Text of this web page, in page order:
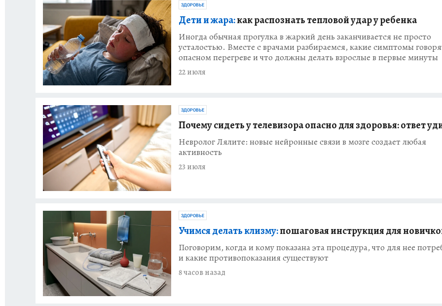
ЗДОРОВЬЕ
Дети и жара:как распознать тепловой удар у ребенка
Иногда обычная прогулка в жаркий день заканчивается не просто
усталостью. Вместе с врачами разбираемся, какие симптомы
опасном перегреве и что должны делать взрослые в первые минуты
22 июля
ЗДОРОВЬЕ
Почему сидеть у телевизора опасно для здоровья: ответ
Невролог Лялите: новые нейронные связи в мозге создает любая
активность
23 июля
ЗДОРОВЬЕ
Учимся делать клизму:пошаговая инструкция для
Поговорим, когда и кому показана эта процедура, что для нее
и какие противопоказания существуют
8 часов назад